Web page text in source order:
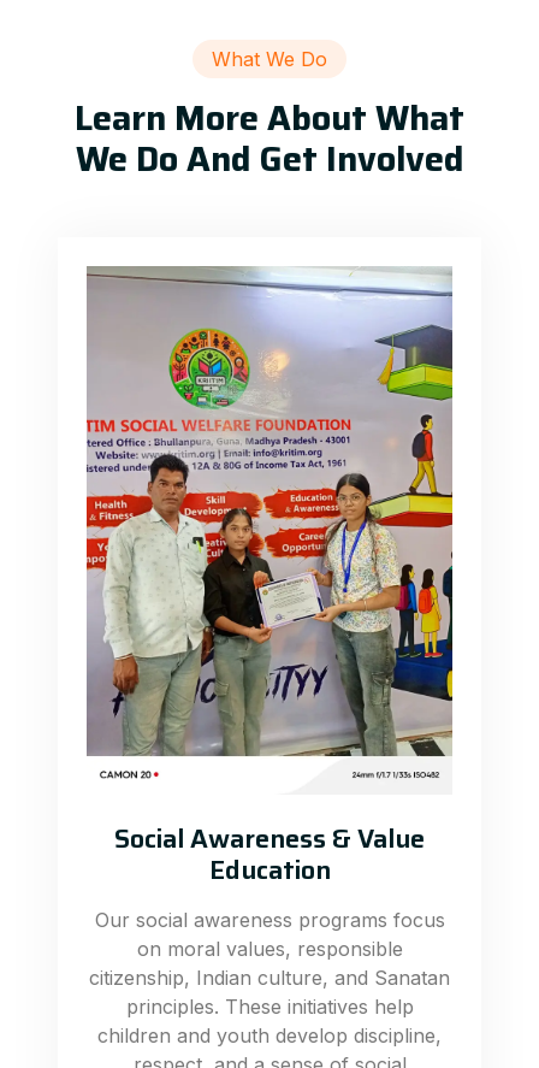
What We Do
Learn More About What
We Do And Get Involved
Social Awareness & Value
Education
Our social awareness programs focus
on moral values, responsible
citizenship, Indian culture, and Sanatan
principles. These initiatives help
children and youth develop discipline,